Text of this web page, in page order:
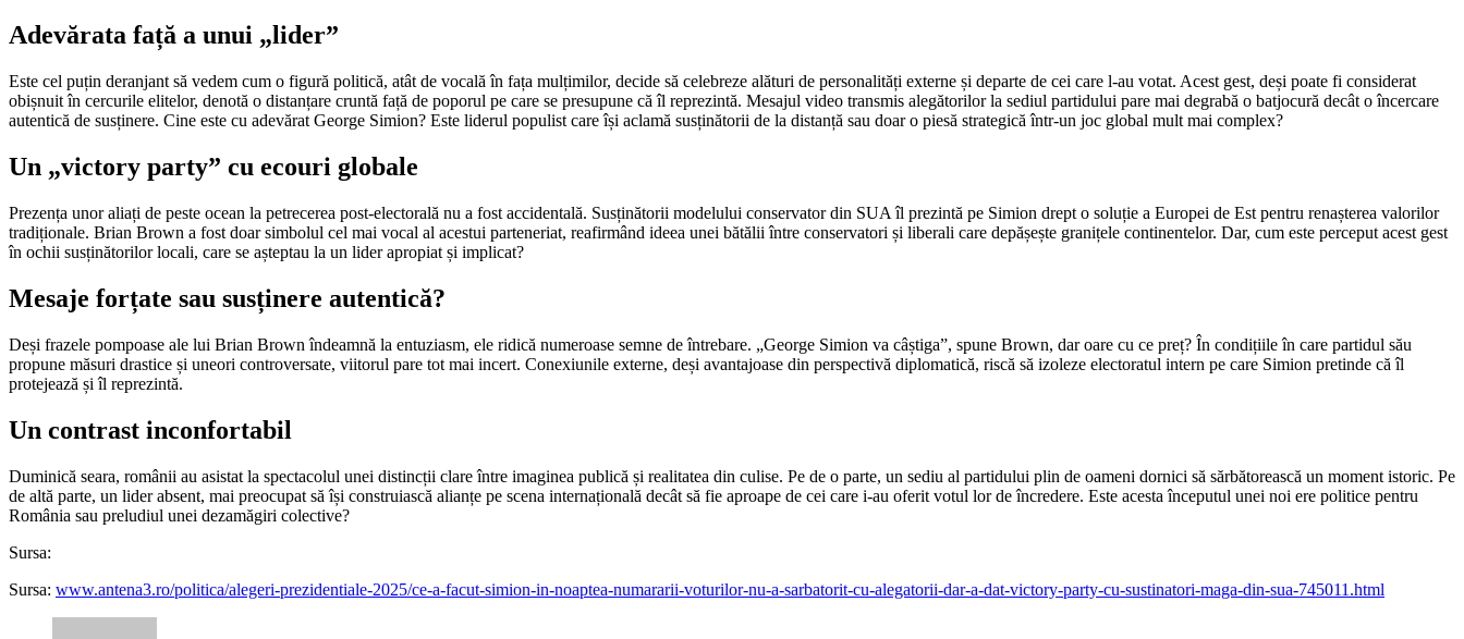
Adevărata față a unui „lider”
Este cel puțin deranjant să vedem cum o figură politică, atât de vocală în fața mulțimilor, decide să celebreze alături de personalități externe și departe de cei care l-au votat. Acest gest, deși poate fi considerat
obișnuit în cercurile elitelor, denotă o distanțare cruntă față de poporul pe care se presupune că îl reprezintă. Mesajul video transmis alegătorilor la sediul partidului pare mai degrabă o batjocură decât o încercare
autentică de susținere. Cine este cu adevărat George Simion? Este liderul populist care își aclamă susținătorii de la distanță sau doar o piesă strategică într-un joc global mult mai complex?
Un „victory party” cu ecouri globale
Prezența unor aliați de peste ocean la petrecerea post-electorală nu a fost accidentală. Susținătorii modelului conservator din SUA îl prezintă pe Simion drept o soluție a Europei de Est pentru renașterea valorilor
tradiționale. Brian Brown a fost doar simbolul cel mai vocal al acestui parteneriat, reafirmând ideea unei bătălii între conservatori și liberali care depășește granițele continentelor. Dar, cum este perceput acest gest
în ochii susținătorilor locali, care se așteptau la un lider apropiat și implicat?
Mesaje forțate sau susținere autentică?
Deși frazele pompoase ale lui Brian Brown îndeamnă la entuziasm, ele ridică numeroase semne de întrebare. „George Simion va câștiga”, spune Brown, dar oare cu ce preț? În condițiile în care partidul său
propune măsuri drastice și uneori controversate, viitorul pare tot mai incert. Conexiunile externe, deși avantajoase din perspectivă diplomatică, riscă să izoleze electoratul intern pe care Simion pretinde că îl
protejează și îl reprezintă.
Un contrast inconfortabil
Duminică seara, românii au asistat la spectacolul unei distincții clare între imaginea publică și realitatea din culise. Pe de o parte, un sediu al partidului plin de oameni dornici să sărbătorească un moment istoric. Pe
de altă parte, un lider absent, mai preocupat să își construiască alianțe pe scena internațională decât să fie aproape de cei care i-au oferit votul lor de încredere. Este acesta începutul unei noi ere politice pentru
România sau preludiul unei dezamăgiri colective?
Sursa:
Sursa: www.antena3.ro/politica/alegeri-prezidentiale-2025/ce-a-facut-simion-in-noaptea-numararii-voturilor-nu-a-sarbatorit-cu-alegatorii-dar-a-dat-victory-party-cu-sustinatori-maga-din-sua-745011.html